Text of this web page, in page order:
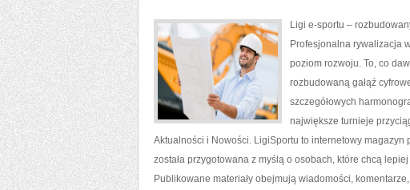
Ligi e-sportu –
Profesjonalna rywalizacja
poziom rozwoju. To, co
rozbudowaną gałąź
szczegółowych
największe turnieje
Aktualności i Nowości. LigiSportu to internetowy
została przygotowana z myślą o osobach, które chcą
Publikowane materiały obejmują wiadomości,